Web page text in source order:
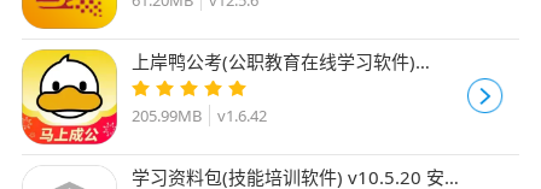
上岸鸭公考(公职教育在线学习软件)
v1.6.42 安卓版
205.99MB v1.6.42
学习资料包(技能培训软件) v10.5.20 安卓